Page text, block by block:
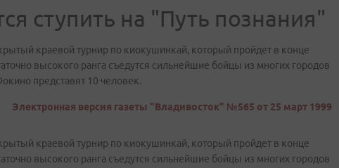
ступить на "Путь познания"
краевой турнир по киокушинкай, который пройдет в конце
высокого ранга съедутся сильнейшие бойцы из многих городов
представят 10 человек.
Электронная версия газеты "Владивосток" №565 от 25 март 1999
краевой турнир по киокушинкай, который пройдет в конце
высокого ранга съедутся сильнейшие бойцы из многих городов